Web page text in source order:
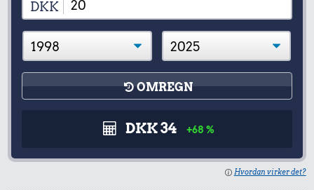
DKK
OMREGN
DKK 34 +68 %
Hvordan virker det?